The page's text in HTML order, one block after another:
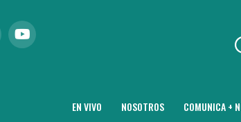
EN VIVO NOSOTROS COMUNICA +